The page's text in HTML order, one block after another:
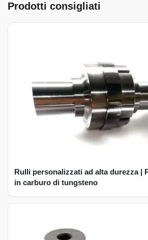
Prodotti consigliati
Rulli personalizzati ad alta durezza |
in carburo di tungsteno